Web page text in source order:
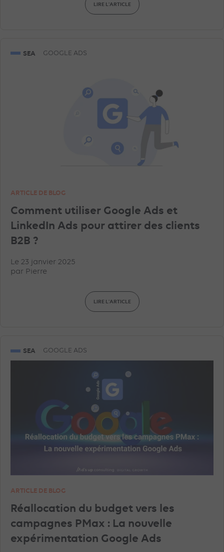
LIRE L'ARTICLE
SEA GOOGLE ADS
ARTICLE DE BLOG
Comment utiliser Google Ads et
LinkedIn Ads pour attirer des clients
B2B ?
Le 23 janvier 2025
par Pierre
LIRE L'ARTICLE
SEA GOOGLE ADS
ARTICLE DE BLOG
Réallocation du budget vers les
campagnes PMax : La nouvelle
expérimentation Google Ads